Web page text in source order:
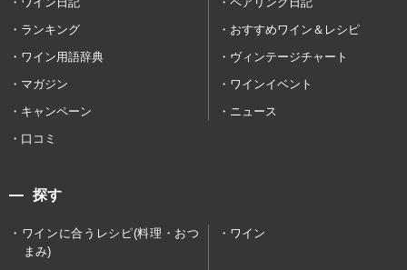
ランキング
おすすめワイン＆レシピ
ワイン用語辞典
ヴィンテージチャート
マガジン
ワインイベント
キャンペーン
ニュース
口コミ
探す
ワインに合うレシピ(料理・おつ
まみ)
ワイン